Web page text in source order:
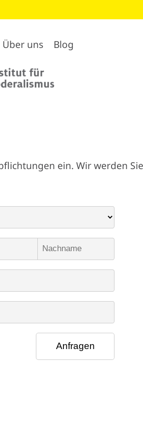
Über uns Blog
ein. Wir werden